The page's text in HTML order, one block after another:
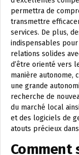
permettra de
transmettre
services. De plus,
indispensables
relations solides
d’être orienté vers
manière autonome,
une grande
recherche de
du marché local
et des logiciels de
atouts précieux
Comment